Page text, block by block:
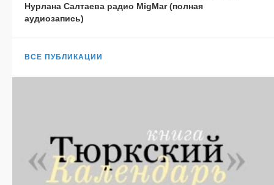
Нурлана Салтаева радио MigMar (полная
аудиозапись)
ВСЕ ПУБЛИКАЦИИ